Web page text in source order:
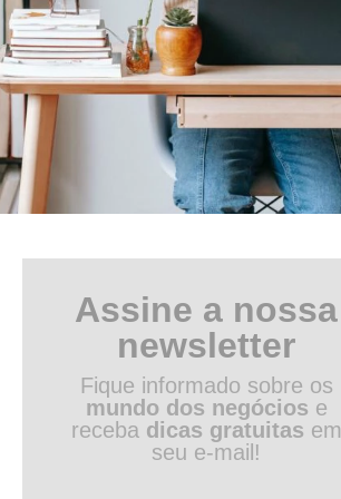
Assine a nossa
newsletter
Fique informado sobre os
mundo dos negócios e
receba dicas gratuitas em
seu e-mail!